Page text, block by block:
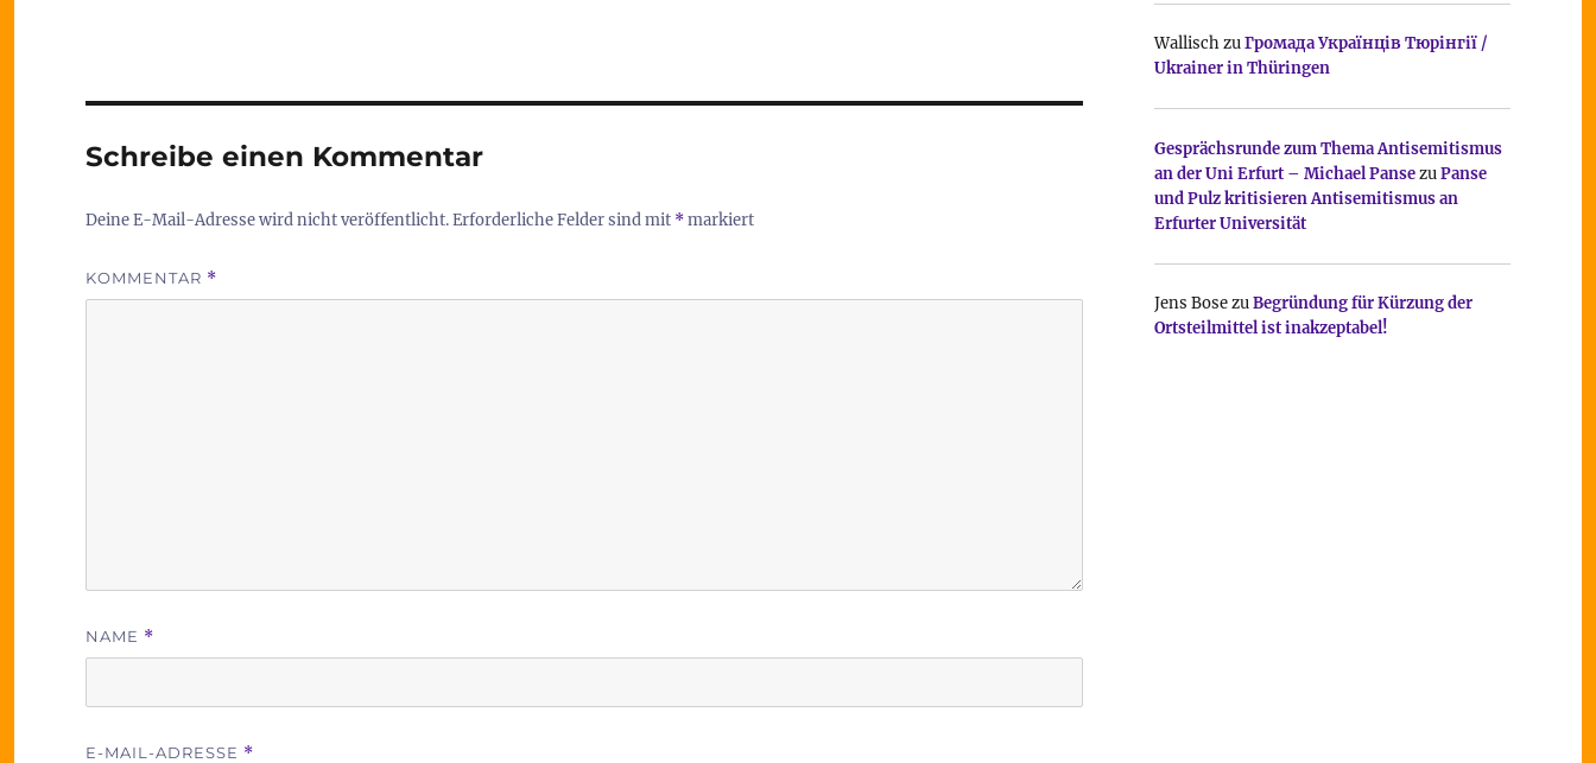
Schreibe einen Kommentar
Deine E-Mail-Adresse wird nicht veröffentlicht.Erforderliche Felder sind mit *markiert
KOMMENTAR *
NAME *
E-MAIL-ADRESSE *
WallischzuГромада Українців Тюрінгії /
Ukrainer in Thüringen
Gesprächsrunde zum Thema Antisemitismus
an der Uni Erfurt – Michael PansezuPanse
und Pulz kritisieren Antisemitismus an
Erfurter Universität
Jens BosezuBegründung für Kürzung der
Ortsteilmittel ist inakzeptabel!